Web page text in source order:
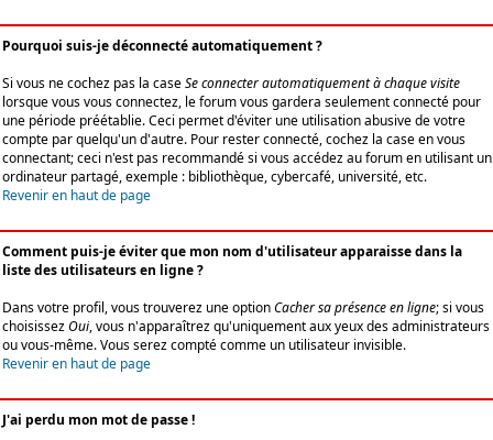
Pourquoi suis-je déconnecté automatiquement ?
Si vous ne cochez pas la caseSe connecter automatiquement à chaque visite
lorsque vous vous connectez, le forum vous gardera seulement connecté pour
une période préétablie. Ceci permet d'éviter une utilisation abusive de votre
compte par quelqu'un d'autre. Pour rester connecté, cochez la case en vous
connectant; ceci n'est pas recommandé si vous accédez au forum en utilisant un
ordinateur partagé, exemple : bibliothèque, cybercafé, université, etc.
Revenir en haut de page
Comment puis-je éviter que mon nom d'utilisateur apparaisse dans la
liste des utilisateurs en ligne ?
Dans votre profil, vous trouverez une optionCacher sa présence en ligne; si vous
choisissezOui, vous n'apparaîtrez qu'uniquement aux yeux des administrateurs
ou vous-même. Vous serez compté comme un utilisateur invisible.
Revenir en haut de page
J'ai perdu mon mot de passe !